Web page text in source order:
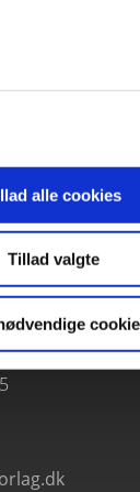
alle cookies
Tillad valgte